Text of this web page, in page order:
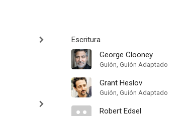
Escritura
George Clooney
Guión, Guión Adaptado
Grant Heslov
Guión, Guión Adaptado
Robert Edsel